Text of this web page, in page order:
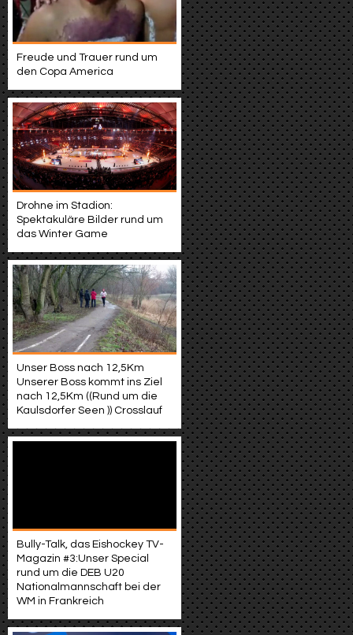
Freude und Trauer rund um
den Copa America
Drohne im Stadion:
Spektakuläre Bilder rund um
das Winter Game
Unser Boss nach 12,5Km
Unserer Boss kommt ins Ziel
nach 12,5Km ((Rund um die
Kaulsdorfer Seen )) Crosslauf
Bully-Talk, das Eishockey TV-
Magazin #3:Unser Special
rund um die DEB U20
Nationalmannschaft bei der
WM in Frankreich